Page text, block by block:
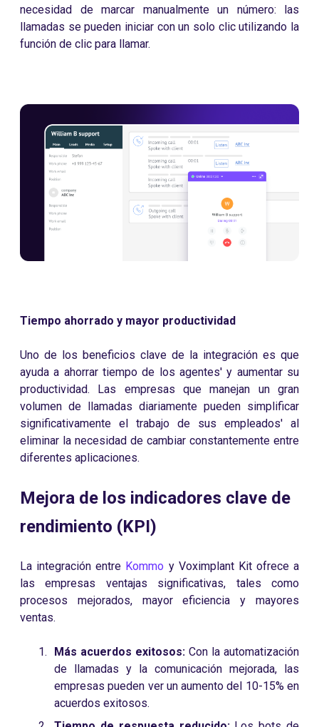
necesidad de marcar manualmente un número: las
llamadas se pueden iniciar con un solo clic utilizando la
función de clic para llamar.
Tiempo ahorrado y mayor productividad
Uno de los beneficios clave de la integración es que
ayuda a ahorrar tiempo de los agentes' y aumentar su
productividad. Las empresas que manejan un gran
volumen de llamadas diariamente pueden simplificar
significativamente el trabajo de sus empleados' al
eliminar la necesidad de cambiar constantemente entre
diferentes aplicaciones.
Mejora de los indicadores clave de
rendimiento (KPI)
La integración entre Kommo y Voximplant Kit ofrece a
las empresas ventajas significativas, tales como
procesos mejorados, mayor eficiencia y mayores
ventas.
Más acuerdos exitosos: Con la automatización
de llamadas y la comunicación mejorada, las
empresas pueden ver un aumento del 10-15% en
acuerdos exitosos.